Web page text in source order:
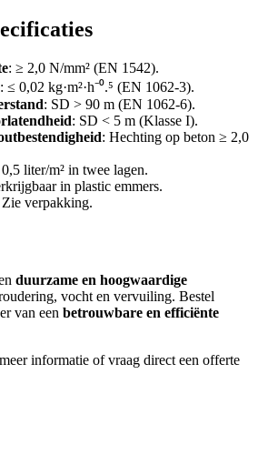
: ≥ 2,0 N/mm² (EN 1542).
: ≤ 0,02 kg·m²·h⁻⁰.⁵ (EN 1062-3).
: SD > 90 m (EN 1062-6).
: SD < 5 m (Klasse I).
: Hechting op beton ≥ 2,0
liter/m² in twee lagen.
in plastic emmers.
Zie verpakking.
duurzame en hoogwaardige
vocht en vervuiling. Bestel
van een betrouwbare en efficiënte
informatie of vraag direct een offerte